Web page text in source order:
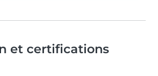
et certifications